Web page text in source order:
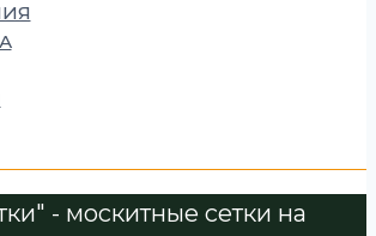
- москитные сетки на